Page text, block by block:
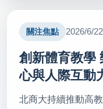
關注焦點 2026/6/22
創新體育教學
心與人際互動
北商大持續推動高